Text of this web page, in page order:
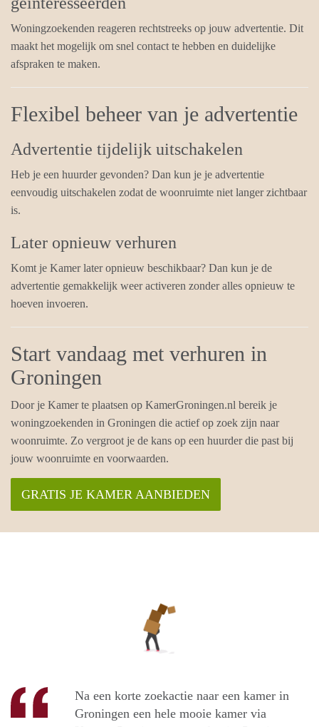
Woningzoekenden reageren rechtstreeks op jouw advertentie. Dit
maakt het mogelijk om snel contact te hebben en duidelijke
afspraken te maken.
Flexibel beheer van je advertentie
Advertentie tijdelijk uitschakelen
Heb je een huurder gevonden? Dan kun je je advertentie
eenvoudig uitschakelen zodat de woonruimte niet langer zichtbaar
is.
Later opnieuw verhuren
Komt je Kamer later opnieuw beschikbaar? Dan kun je de
advertentie gemakkelijk weer activeren zonder alles opnieuw te
hoeven invoeren.
Start vandaag met verhuren in
Groningen
Door je Kamer te plaatsen op KamerGroningen.nl bereik je
woningzoekenden in Groningen die actief op zoek zijn naar
woonruimte. Zo vergroot je de kans op een huurder die past bij
jouw woonruimte en voorwaarden.
GRATIS JE KAMER AANBIEDEN
Na een korte zoekactie naar een kamer in
Groningen een hele mooie kamer via